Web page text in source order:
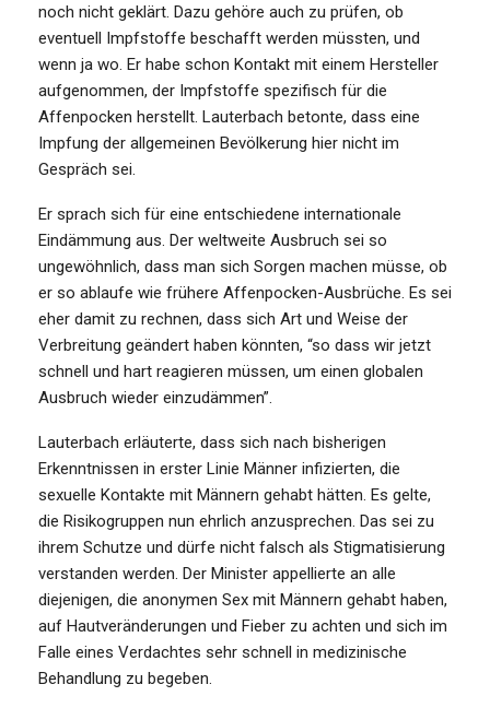
noch nicht geklärt. Dazu gehöre auch zu prüfen, ob
eventuell Impfstoffe beschafft werden müssten, und
wenn ja wo. Er habe schon Kontakt mit einem Hersteller
aufgenommen, der Impfstoffe spezifisch für die
Affenpocken herstellt. Lauterbach betonte, dass eine
Impfung der allgemeinen Bevölkerung hier nicht im
Gespräch sei.
Er sprach sich für eine entschiedene internationale
Eindämmung aus. Der weltweite Ausbruch sei so
ungewöhnlich, dass man sich Sorgen machen müsse, ob
er so ablaufe wie frühere Affenpocken-Ausbrüche. Es sei
eher damit zu rechnen, dass sich Art und Weise der
Verbreitung geändert haben könnten, “so dass wir jetzt
schnell und hart reagieren müssen, um einen globalen
Ausbruch wieder einzudämmen”.
Lauterbach erläuterte, dass sich nach bisherigen
Erkenntnissen in erster Linie Männer infizierten, die
sexuelle Kontakte mit Männern gehabt hätten. Es gelte,
die Risikogruppen nun ehrlich anzusprechen. Das sei zu
ihrem Schutze und dürfe nicht falsch als Stigmatisierung
verstanden werden. Der Minister appellierte an alle
diejenigen, die anonymen Sex mit Männern gehabt haben,
auf Hautveränderungen und Fieber zu achten und sich im
Falle eines Verdachtes sehr schnell in medizinische
Behandlung zu begeben.